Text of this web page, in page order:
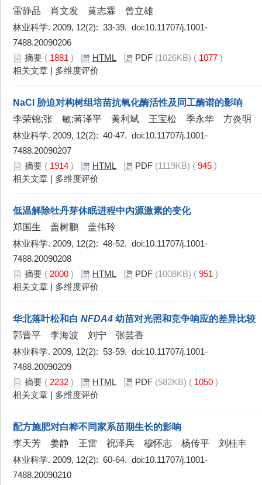
雷静品 肖文发 黄志霖 曾立雄
林业科学. 2009, 12(2): 33-39. doi:10.11707/j.1001-
7488.20090206
摘要 ( 1881 ) HTML PDF (1026KB) ( 1077 )
相关文章
多维度评价
NaCl 胁迫对构树组培苗抗氧化酶活性及同工酶谱的影响
李荣锦;张 敏;蒋泽平 黄利斌 王宝松 季永华 方炎明
林业科学. 2009, 12(2): 40-47. doi:10.11707/j.1001-
7488.20090207
摘要 ( 1914 ) HTML PDF (1119KB) ( 945 )
相关文章
多维度评价
低温解除牡丹芽休眠进程中内源激素的变化
郑国生 盖树鹏 盖伟玲
林业科学. 2009, 12(2): 48-52. doi:10.11707/j.1001-
7488.20090208
摘要 ( 2000 ) HTML PDF (1008KB) ( 951 )
相关文章
多维度评价
华北落叶松和白 NFDA4 幼苗对光照和竞争响应的差异比较
郭晋平 李海波 刘宁 张芸香
林业科学. 2009, 12(2): 53-59. doi:10.11707/j.1001-
7488.20090209
摘要 ( 2232 ) HTML PDF (582KB) ( 1050 )
相关文章
多维度评价
配方施肥对白桦不同家系苗期生长的影响
李天芳 姜静 王雷 祝泽兵 穆怀志 杨传平 刘桂丰
林业科学. 2009, 12(2): 60-64. doi:10.11707/j.1001-
7488.20090210